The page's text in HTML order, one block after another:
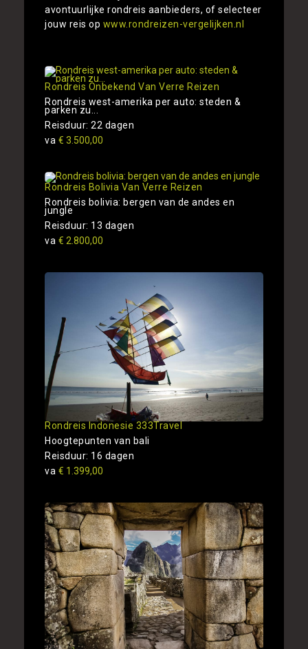
avontuurlijke rondreis aanbieders, of selecteer
jouw reis op www.rondreizen-vergelijken.nl
Rondreis Onbekend Van Verre Reizen
Rondreis west-amerika per auto: steden &
parken zu...
Reisduur: 22 dagen
va € 3.500,00
Rondreis Bolivia Van Verre Reizen
Rondreis bolivia: bergen van de andes en
jungle
Reisduur: 13 dagen
va € 2.800,00
Rondreis Indonesie 333Travel
Hoogtepunten van bali
Reisduur: 16 dagen
va € 1.399,00